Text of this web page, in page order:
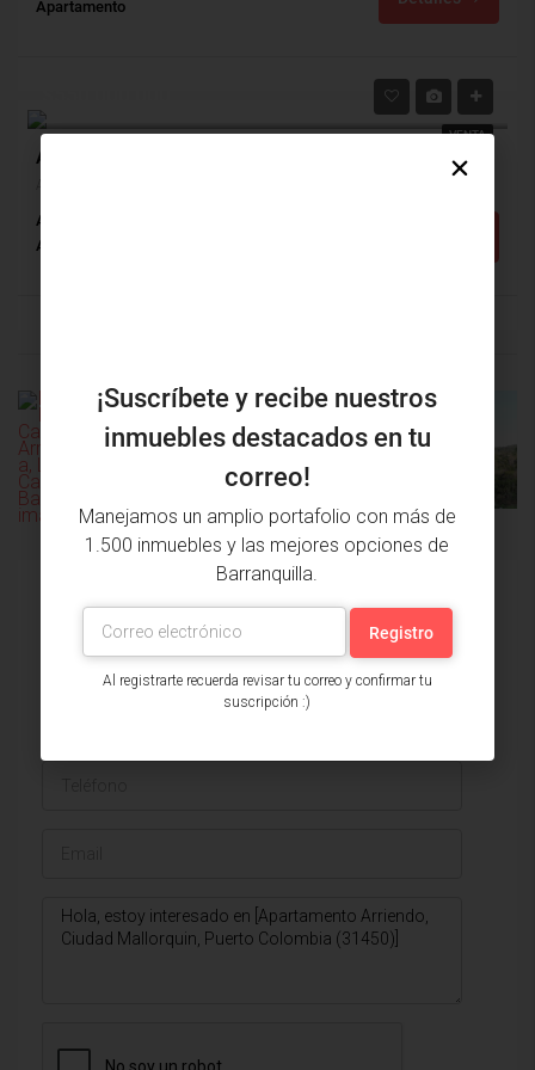
Apartamento
VENTA
Alcobas: 3
Apartamento
PROPIEDAD
ANTERIOR
PRÓXIMA
Ver listados
¡Suscríbete y recibe nuestros
inmuebles destacados en tu
correo!
Manejamos un amplio portafolio con más de
1.500 inmuebles y las mejores opciones de
Barranquilla.
Al registrarte recuerda revisar tu correo y confirmar tu
suscripción :)